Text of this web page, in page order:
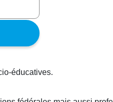
éducatives.